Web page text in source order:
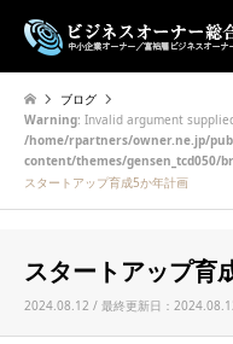
ブログ
Warning: Invalid argument
/home/rpartners/owner.ne.jp/
content/themes/gensen_tcd050/
スタートアップ育成5か年計画
スタートアップ育
2024.08.12 / 最終更新日：